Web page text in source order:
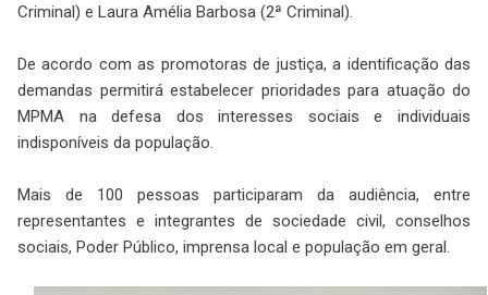
Criminal) e Laura Amélia Barbosa (2ª Criminal).
De acordo com as promotoras de justiça, a identificação das
demandas permitirá estabelecer prioridades para atuação do
MPMA na defesa dos interesses sociais e individuais
indisponíveis da população.
Mais de 100 pessoas participaram da audiência, entre
representantes e integrantes de sociedade civil, conselhos
sociais, Poder Público, imprensa local e população em geral.